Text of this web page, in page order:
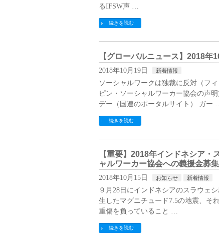
るIFSW声 …
続きを読む
【グローバルニュース】2018年
2018年10月19日 新着情報
ソーシャルワークは独裁に反対（フ
ピン・ソーシャルワーカー協会の声
デー（国連のポータルサイト） ガー
続きを読む
【重要】2018年インドネシア
ャルワーカー協会への義援金募
2018年10月15日 お知らせ 新着情報
９月28日にインドネシアのスラウェ
生したマグニチュード7.5の地震、そ
重傷を負っていること …
続きを読む